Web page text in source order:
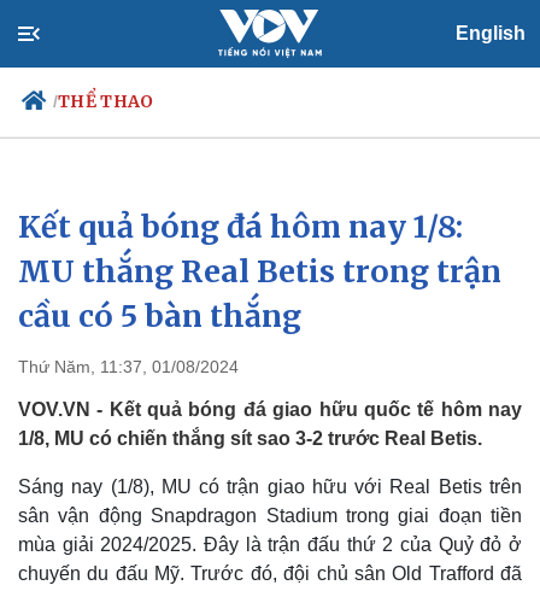
English
/THỂ THAO
Chính trị
Đảng
Tổ chức nhân sự
Quốc hội
Xã hội
Tin 24h
Dự báo thời tiết
Giáo dục
Dấu ấn VOV
Kết quả bóng đá hôm nay 1/8:
MU thắng Real Betis trong trận
cầu có 5 bàn thắng
Thứ Năm, 11:37, 01/08/2024
VOV.VN - Kết quả bóng đá giao hữu quốc tế hôm nay
1/8, MU có chiến thắng sít sao 3-2 trước Real Betis.
Sáng nay (1/8), MU có trận giao hữu với Real Betis trên
sân vận động Snapdragon Stadium trong giai đoạn tiền
mùa giải 2024/2025. Đây là trận đấu thứ 2 của Quỷ đỏ ở
chuyến du đấu Mỹ. Trước đó, đội chủ sân Old Trafford đã